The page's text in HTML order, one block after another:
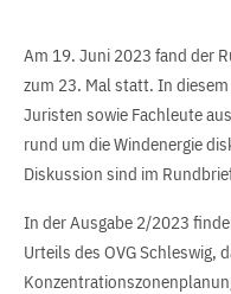
Am 19. Juni 2023 fand der
zum 23. Mal statt. In
Juristen sowie Fachleute
rund um die Windenergie
Diskussion sind im
In der Ausgabe 2/2023
Urteils des OVG Schleswig,